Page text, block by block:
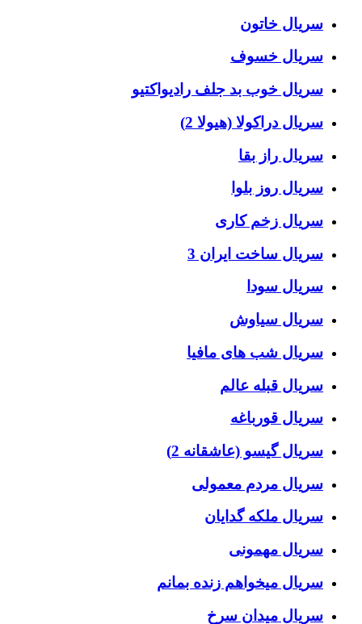
سریال خاتون
سریال خسوف
سریال خوب بد جلف رادیواکتیو
سریال دراکولا (هیولا 2)
سریال راز بقا
سریال روز بلوا
سریال زخم کاری
سریال ساخت ایران 3
سریال سودا
سریال سیاوش
سریال شب های مافیا
سریال قبله عالم
سریال قورباغه
سریال گیسو (عاشقانه 2)
سریال مردم معمولی
سریال ملکه گدایان
سریال مهمونی
سریال میخواهم زنده بمانم
سریال میدان سرخ